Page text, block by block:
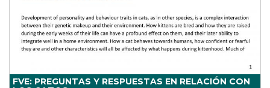
FVE: PREGUNTAS Y RESPUESTAS EN RELACIÓN CON